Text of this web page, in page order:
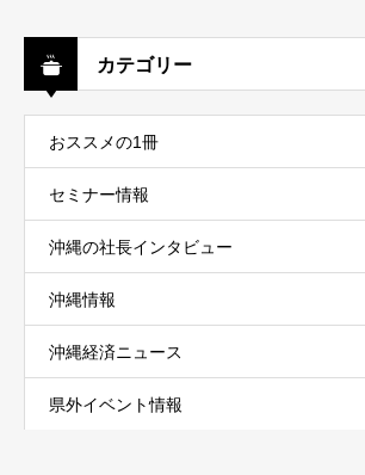
カテゴリー
おススメの1冊
セミナー情報
沖縄の社長インタビュー
沖縄情報
沖縄経済ニュース
県外イベント情報